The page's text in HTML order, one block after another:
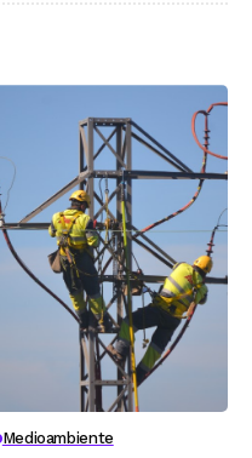
Medioambiente